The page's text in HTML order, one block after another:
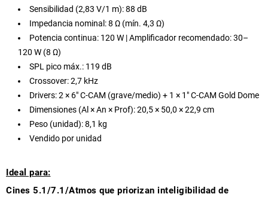
Sensibilidad (2,83 V/1 m): 88 dB
Impedancia nominal: 8 Ω (mín. 4,3 Ω)
Potencia continua: 120 W | Amplificador recomendado: 30–
120 W (8 Ω)
SPL pico máx.: 119 dB
Crossover: 2,7 kHz
Drivers: 2 × 6" C-CAM (grave/medio) + 1 × 1" C-CAM Gold Dome
Dimensiones (Al × An × Prof): 20,5 × 50,0 × 22,9 cm
Peso (unidad): 8,1 kg
Vendido por unidad
Ideal para:
Cines 5.1/7.1/Atmos que priorizan inteligibilidad de